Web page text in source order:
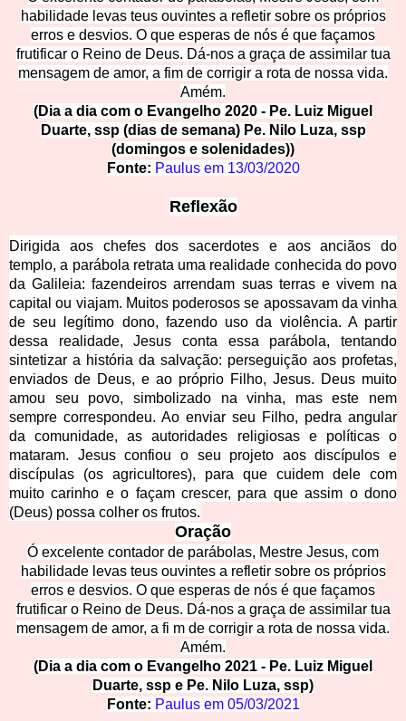
habilidade levas teus ouvintes a refletir sobre os próprios
erros e desvios. O que esperas de nós é que façamos
frutificar o Reino de Deus. Dá-nos a graça de assimilar tua
mensagem de amor, a fim de corrigir a rota de nossa vida.
Amém.
(Dia a dia com o Evangelho 2020 - Pe. Luiz Miguel
Duarte, ssp (dias de semana) Pe. Nilo Luza, ssp
(domingos e solenidades))
Fonte: Paulus em 13/03/2020
Reflexão
Dirigida aos chefes dos sacerdotes e aos anciãos do
templo, a parábola retrata uma realidade conhecida do povo
da Galileia: fazendeiros arrendam suas terras e vivem na
capital ou viajam. Muitos poderosos se apossavam da vinha
de seu legítimo dono, fazendo uso da violência. A partir
dessa realidade, Jesus conta essa parábola, tentando
sintetizar a história da salvação: perseguição aos profetas,
enviados de Deus, e ao próprio Filho, Jesus. Deus muito
amou seu povo, simbolizado na vinha, mas este nem
sempre correspondeu. Ao enviar seu Filho, pedra angular
da comunidade, as autoridades religiosas e políticas o
mataram. Jesus confiou o seu projeto aos discípulos e
discípulas (os agricultores), para que cuidem dele com
muito carinho e o façam crescer, para que assim o dono
(Deus) possa colher os frutos.
Oração
Ó excelente contador de parábolas, Mestre Jesus, com
habilidade levas teus ouvintes a refletir sobre os próprios
erros e desvios. O que esperas de nós é que façamos
frutificar o Reino de Deus. Dá-nos a graça de assimilar tua
mensagem de amor, a fi m de corrigir a rota de nossa vida.
Amém.
(Dia a dia com o Evangelho 2021 - Pe. Luiz Miguel
Duarte, ssp e Pe. Nilo Luza, ssp)
Fonte: Paulus em 05/03/2021